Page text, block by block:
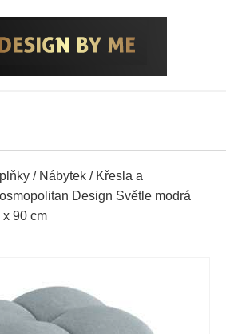
/ Nábytek / Křesla a
Design Světle modrá
x 90 cm